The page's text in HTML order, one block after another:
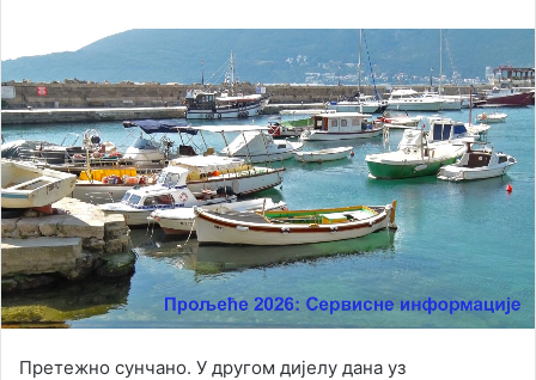
a
n
e
m
a
i
Претежно сунчано. У другом дијелу дана уз